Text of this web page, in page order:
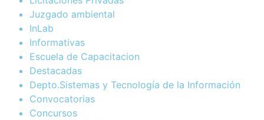
Juzgado ambiental
InLab
Informativas
Escuela de Capacitacion
Destacadas
Depto.Sistemas y Tecnología de la Información
Convocatorias
Concursos